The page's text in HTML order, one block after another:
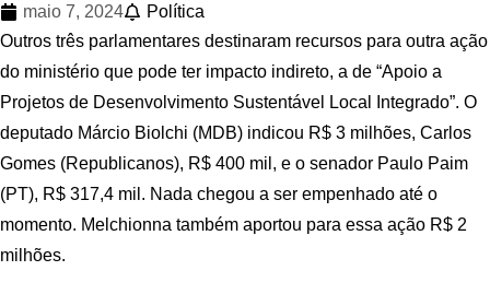
maio 7, 2024
Política
Outros três parlamentares destinaram recursos para outra ação
do ministério que pode ter impacto indireto, a de “Apoio a
Projetos de Desenvolvimento Sustentável Local Integrado”. O
deputado Márcio Biolchi (MDB) indicou R$ 3 milhões, Carlos
Gomes (Republicanos), R$ 400 mil, e o senador Paulo Paim
(PT), R$ 317,4 mil. Nada chegou a ser empenhado até o
momento. Melchionna também aportou para essa ação R$ 2
milhões.